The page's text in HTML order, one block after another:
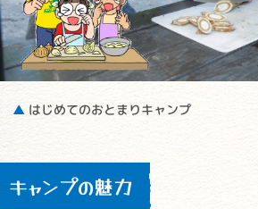
▲ はじめてのおとまりキャンプ
キャンプの魅力